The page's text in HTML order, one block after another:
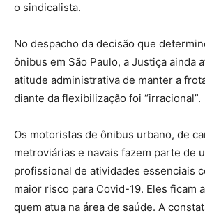
o sindicalista.
No despacho da decisão que
ônibus em São Paulo, a Justiça ainda
atitude administrativa de manter a
diante da flexibilização foi “irracional”.
Os motoristas de ônibus urbano, de
metroviárias e navais fazem parte de
profissional de atividades essenciais
maior risco para Covid-19. Eles ficam
quem atua na área de saúde. A